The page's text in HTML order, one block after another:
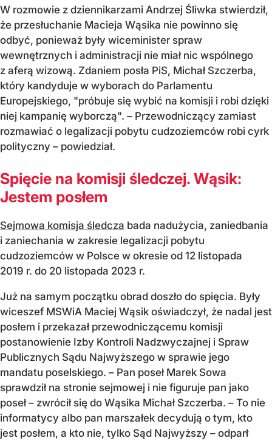
W rozmowie z dziennikarzami Andrzej Śliwka stwierdził,
że przesłuchanie Macieja Wąsika nie powinno się
odbyć, ponieważ były wiceminister spraw
wewnętrznych i administracji nie miał nic wspólnego
z aferą wizową. Zdaniem posła PiS, Michał Szczerba,
który kandyduje w wyborach do Parlamentu
Europejskiego, "próbuje się wybić na komisji i robi dzięki
niej kampanię wyborczą". – Przewodniczący zamiast
rozmawiać o legalizacji pobytu cudzoziemców robi cyrk
polityczny – powiedział.
Spięcie na komisji śledczej. Wąsik:
Jestem posłem
Sejmowa komisja śledcza bada nadużycia, zaniedbania
i zaniechania w zakresie legalizacji pobytu
cudzoziemców w Polsce w okresie od 12 listopada
2019 r. do 20 listopada 2023 r.
Już na samym początku obrad doszło do spięcia. Były
wiceszef MSWiA Maciej Wąsik oświadczył, że nadal jest
posłem i przekazał przewodniczącemu komisji
postanowienie Izby Kontroli Nadzwyczajnej i Spraw
Publicznych Sądu Najwyższego w sprawie jego
mandatu poselskiego. – Pan poseł Marek Sowa
sprawdził na stronie sejmowej i nie figuruje pan jako
poseł – zwrócił się do Wąsika Michał Szczerba. – To nie
informatycy albo pan marszałek decydują o tym, kto
jest posłem, a kto nie, tylko Sąd Najwyższy – odparł